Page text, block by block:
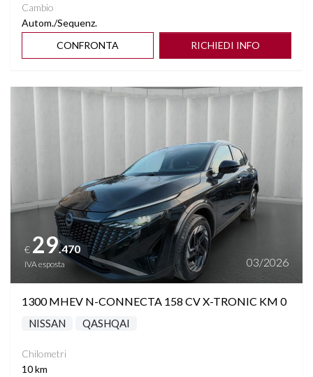
Cambio
Autom./Sequenz.
CONFRONTA
RICHIEDI INFO
€ 29.470
IVA esposta 03/2026
1300 MHEV N-CONNECTA 158 CV X-TRONIC KM 0
NISSAN QASHQAI
Chilometri
10 km